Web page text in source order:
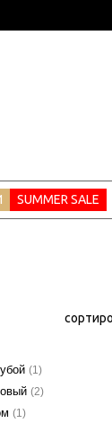
SUMMER SALE
(1)
(2)
(1)